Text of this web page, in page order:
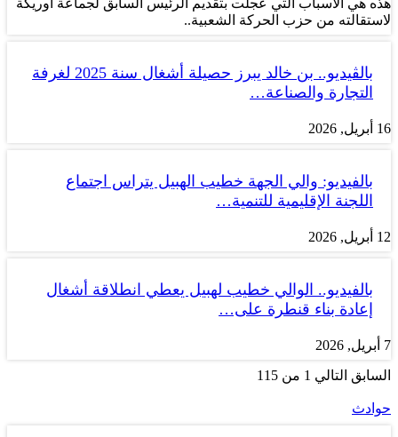
لاستقالته من حزب الحركة الشعبية..
بالڤيديو.. بن خالد يبرز حصيلة أشغال سنة 2025 لغرفة
التجارة والصناعة…
16 أبريل, 2026
بالفيديو: والي الجهة خطيب الهبيل يتراس اجتماع
اللجنة الإقليمية للتنمية…
12 أبريل, 2026
بالفيديو.. الوالي خطيب لهبيل يعطي انطلاقة أشغال
إعادة بناء قنطرة على…
7 أبريل, 2026
السابق التالي 1 من 115
حوادث